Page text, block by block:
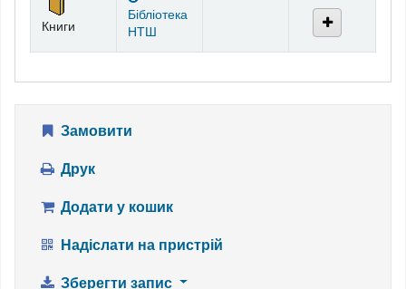
Книги
Бібліотека
НТШ
Замовити
Друк
Додати у кошик
Надіслати на пристрій
Зберегти запис